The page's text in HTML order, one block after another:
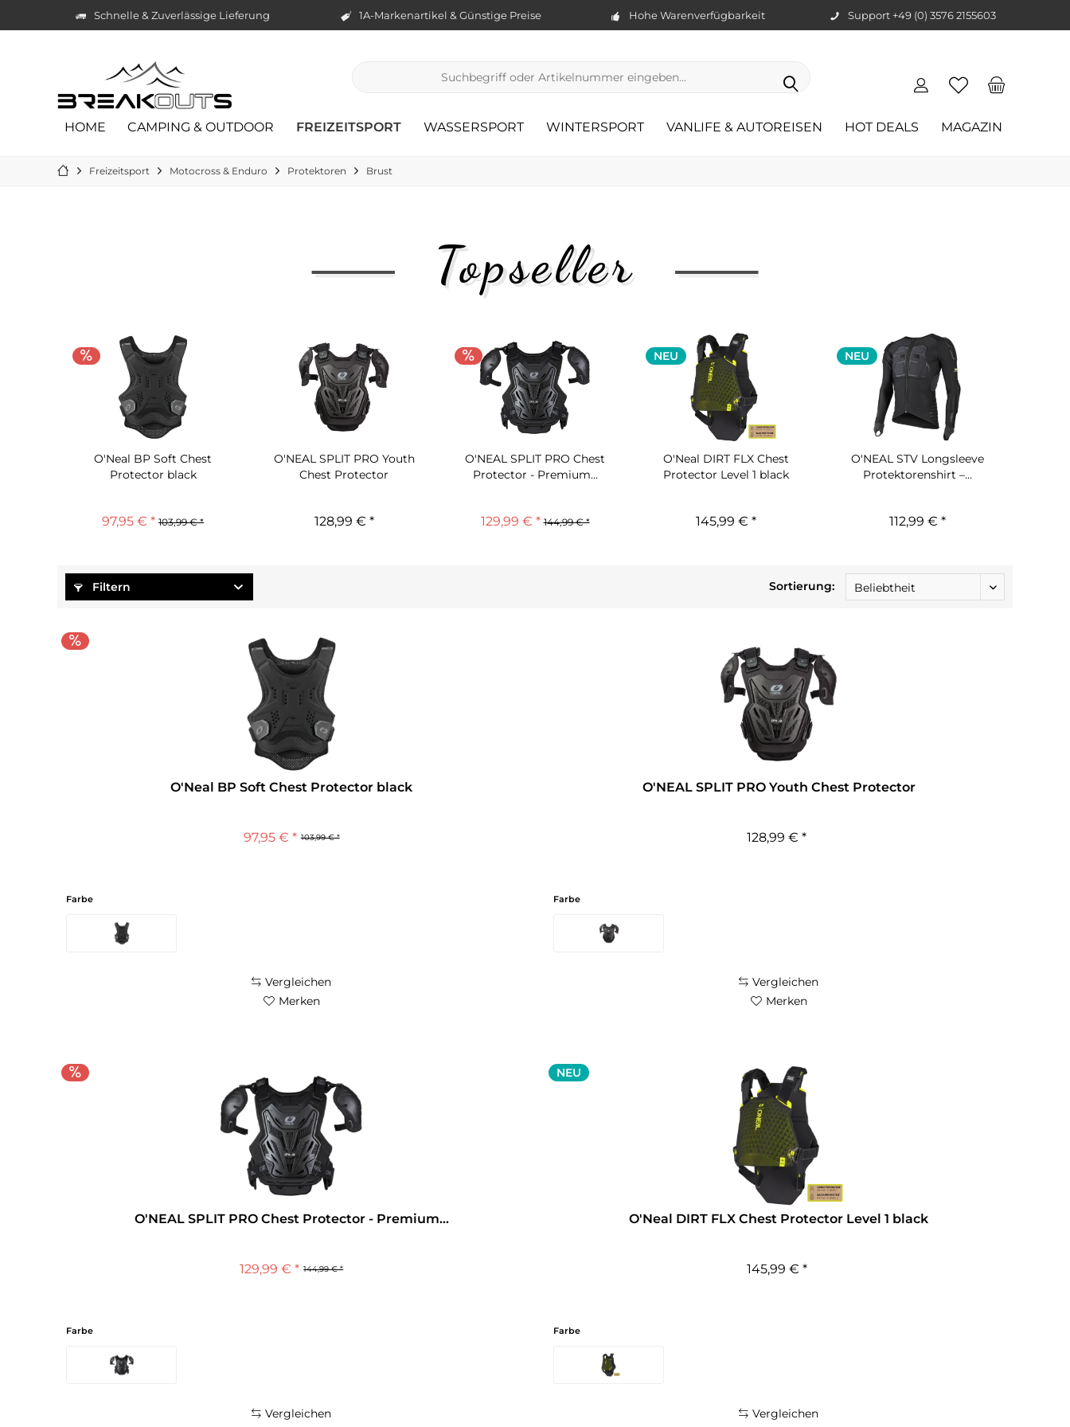
Schnelle & Zuverlässige Lieferung 1A-Markenartikel & Günstige Preise Hohe Warenverfügbarkeit Support +49 (0) 3576 2155603
HOME CAMPING & OUTDOOR FREIZEITSPORT WASSERSPORT WINTERSPORT VANLIFE & AUTOREISEN HOT DEALS MAGAZIN
Freizeitsport Motocross & Enduro Protektoren Brust
Topseller
O'Neal BP Soft Chest
Protector black
97,95 € * 103,99 € *
O'NEAL SPLIT PRO Youth
Chest Protector
128,99 € *
O'NEAL SPLIT PRO Chest
Protector - Premium...
129,99 € * 144,99 € *
NEU
O'Neal DIRT FLX Chest
Protector Level 1 black
145,99 € *
NEU
O'NEAL STV Longsleeve
Protektorenshirt –...
112,99 € *
Filtern Sortierung:
O'Neal BP Soft Chest Protector black
103,99 € *
97,95 € *
Farbe
Vergleichen
Merken
O'NEAL SPLIT PRO Youth Chest Protector
128,99 € *
Farbe
Vergleichen
Merken
O'NEAL SPLIT PRO Chest Protector - Premium...
144,99 € *
129,99 € *
Farbe
Vergleichen
NEU
O'Neal DIRT FLX Chest Protector Level 1 black
145,99 € *
Farbe
Vergleichen